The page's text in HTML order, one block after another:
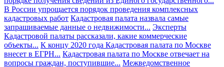
В России упрощается порядок проведения комплексных
кадастровых работ Кадастровая палата назвала самые
запрашиваемые данные о недвижимости... Эксперты
Кадастровой палаты рассказали, какие коммерческие
объекты... К концу 2020 года Кадастровая палата по Москве
внесет в ЕГРН... Кадастровая палата по Москве отвечает на
вопросы граждан, поступившие... Межведомственное